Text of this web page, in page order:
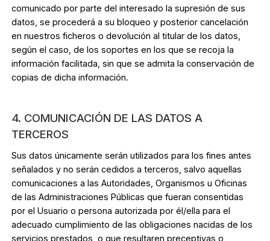
comunicado por parte del interesado la supresión de sus
datos, se procederá a su bloqueo y posterior cancelación
en nuestros ficheros o devolución al titular de los datos,
según el caso, de los soportes en los que se recoja la
información facilitada, sin que se admita la conservación de
copias de dicha información.
4. COMUNICACIÓN DE LAS DATOS A
TERCEROS
Sus datos únicamente serán utilizados para los fines antes
señalados y no serán cedidos a terceros, salvo aquellas
comunicaciones a las Autoridades, Organismos u Oficinas
de las Administraciones Públicas que fueran consentidas
por el Usuario o persona autorizada por él/ella para el
adecuado cumplimiento de las obligaciones nacidas de los
servicios prestados, o que resultaren preceptivas o